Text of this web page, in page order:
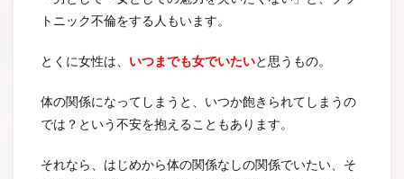
トニック不倫をする人もいます。
とくに女性は、 いつまでも女でいたいと思うもの。
体の関係になってしまうと、いつか飽きられてしまうの
では？という不安を抱えることもあります。
それなら、はじめから体の関係なしの関係でいたい、そ